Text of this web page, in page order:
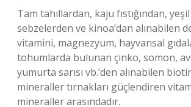
Tam tahıllardan, kaju fıstığından,
sebzelerden ve kinoa’dan alınabilen
vitamini, magnezyum, hayvansal
tohumlarda bulunan çinko, somon,
yumurta sarısı vb.’den alınabilen
mineraller tırnakları güçlendiren
mineraller arasındadır.